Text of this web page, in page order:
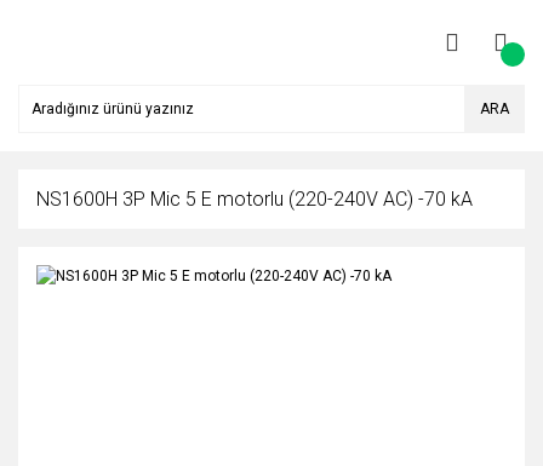
ARA
NS1600H 3P Mic 5 E motorlu (220-240V AC) -70 kA